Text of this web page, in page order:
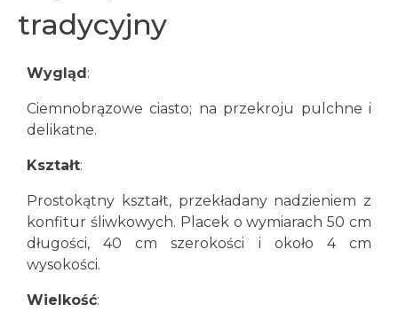
tradycyjny
Wygląd:
Ciemnobrązowe ciasto; na przekroju pulchne i
delikatne.
Kształt:
Prostokątny kształt, przekładany nadzieniem z
konfitur śliwkowych. Placek o wymiarach 50 cm
długości, 40 cm szerokości i około 4 cm
wysokości.
Wielkość: